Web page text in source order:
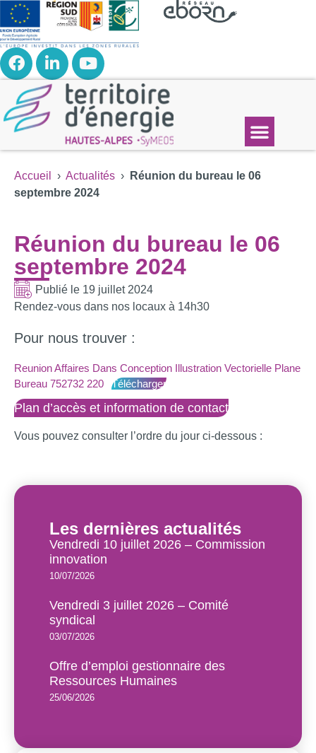
Accueil › Actualités ›
Réunion du bureau le 06
septembre 2024
Réunion du bureau le 06
septembre 2024
Publié le 19 juillet 2024
Rendez-vous dans nos locaux à 14h30
Pour nous trouver :
Reunion Affaires Dans Conception Illustration Vectorielle Plane
Bureau 752732 220
Télécharger
Plan d’accès et information de contact
Vous pouvez consulter l’ordre du jour ci-dessous :
Les dernières actualités
Vendredi 10 juillet 2026 – Commission
innovation
10/07/2026
Vendredi 3 juillet 2026 – Comité
syndical
03/07/2026
Offre d’emploi gestionnaire des
Ressources Humaines
25/06/2026